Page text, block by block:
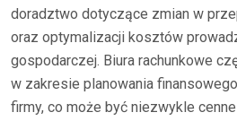
doradztwo dotyczące zmian w
oraz optymalizacji kosztów
gospodarczej. Biura rachunkowe
w zakresie planowania
firmy, co może być niezwykle